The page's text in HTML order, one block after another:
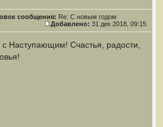
сообщения: Re: С новым годом
Добавлено: 31 дек 2018, 09:15
с Наступающим! Счастья, радости,